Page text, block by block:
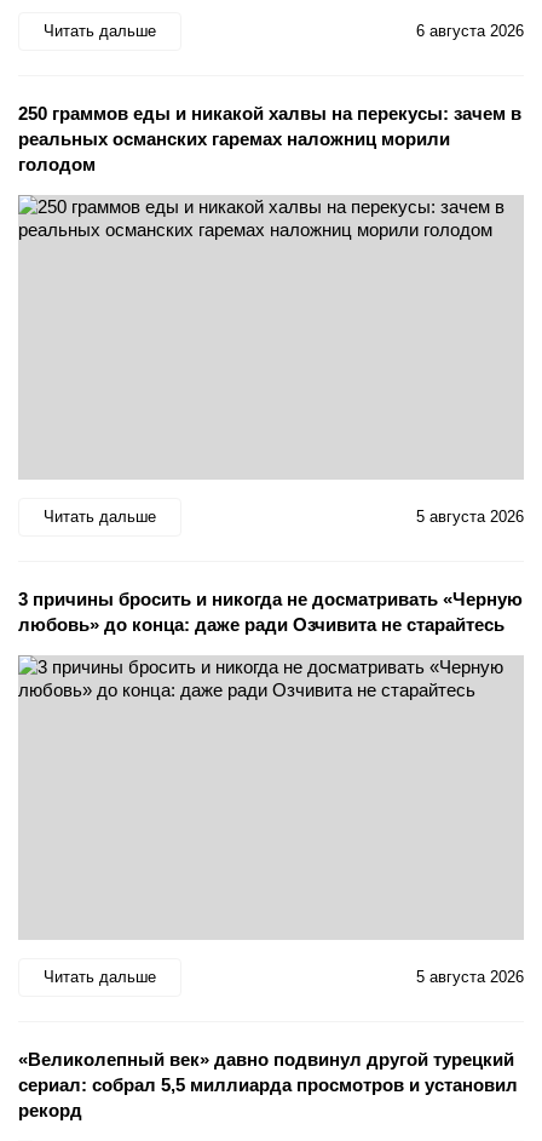
Читать дальше 6 августа 2026
250 граммов еды и никакой халвы на перекусы: зачем в
реальных османских гаремах наложниц морили
голодом
Читать дальше 5 августа 2026
3 причины бросить и никогда не досматривать «Черную
любовь» до конца: даже ради Озчивита не старайтесь
Читать дальше 5 августа 2026
«Великолепный век» давно подвинул другой турецкий
сериал: собрал 5,5 миллиарда просмотров и установил
рекорд